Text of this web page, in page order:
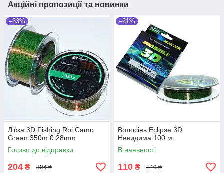
Акційні пропозиції та новинки
–33%
Ліска 3D Fishing Roi Camo
Green 350m 0.28mm
Готово до відправки
204 ₴ 304 ₴
–21%
Волосінь Eclipse 3D
Невидима 100 м.
В наявності
110 ₴ 140 ₴